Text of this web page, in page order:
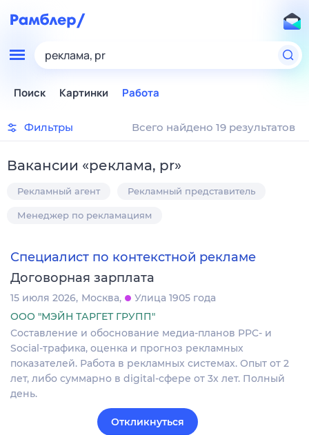
реклама, pr
Поиск Картинки Работа
Фильтры Всего найдено 19 результатов
Вакансии «реклама, pr»
Рекламный агент Рекламный представитель
Менеджер по рекламациям
Специалист по контекстной рекламе
Договорная зарплата
15 июля 2026 Москва
Улица 1905 года
ООО "МЭЙН ТАРГЕТ ГРУПП"
Составление и обоснование медиа-планов PPC- и
Social-трафика, оценка и прогноз рекламных
показателей. Работа в рекламных системах. Опыт от 2
лет, либо суммарно в digital-сфере от 3х лет. Полный
день.
Откликнуться